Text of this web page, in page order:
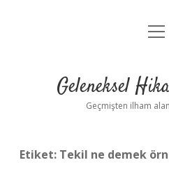
Yasal
Geleneksel
Geçmişten ilham
Etiket: Tekil ne demek